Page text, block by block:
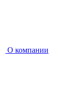
О компании